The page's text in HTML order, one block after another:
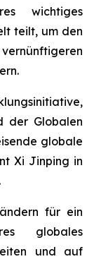
wichtiges
teilt, um den
der Globalen
globale
Xi Jinping in
für ein
globales
und auf